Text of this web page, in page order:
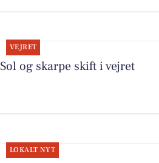
VEJRET
Sol og skarpe skift i vejret
LOKALT NYT